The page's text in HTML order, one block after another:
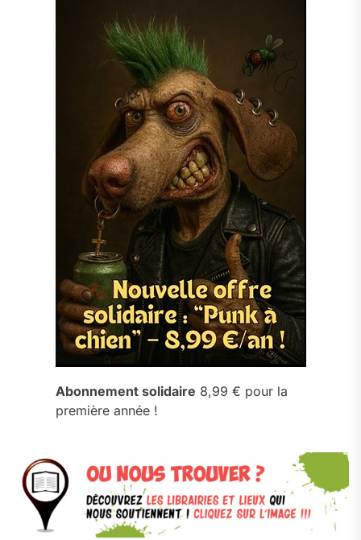
Abonnement solidaire 8,99 € pour la
première année !